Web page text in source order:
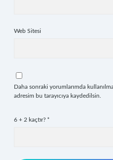
Web Sitesi
Daha sonraki yorumlarımda
adresim bu tarayıcıya kaydedilsin.
6 + 2 kaçtır? *